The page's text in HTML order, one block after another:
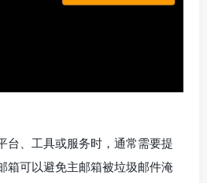
台、工具或服务时，通常需要提
箱可以避免主邮箱被垃圾邮件淹